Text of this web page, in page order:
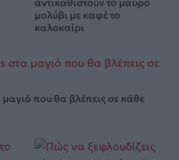
αντικαθιστούν το μαύρο
μολύβι με καφέ το
καλοκαίρι
που θα βλέπεις σε κάθε